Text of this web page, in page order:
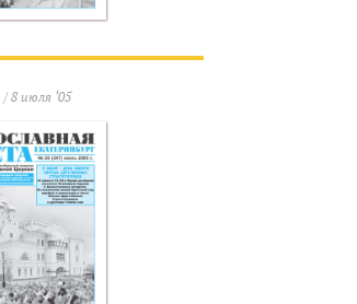
/ 8 июля ‘05